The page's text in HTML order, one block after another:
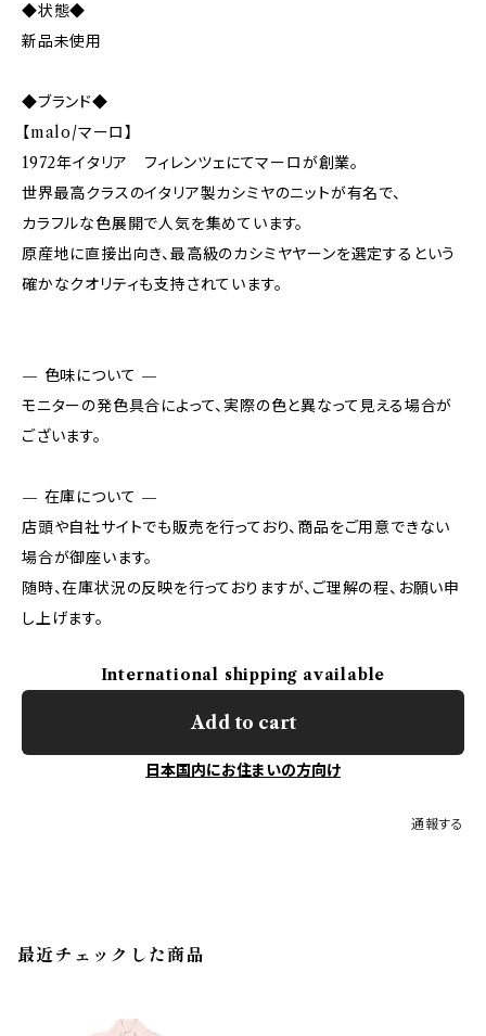
◆状態◆
新品未使用
◆ブランド◆
【malo/マーロ】
1972年イタリア フィレンツェにてマーロが創業。
世界最高クラスのイタリア製カシミヤのニットが有名で、
カラフルな色展開で人気を集めています。
原産地に直接出向き、最高級のカシミヤヤーンを選定するという
確かなクオリティも支持されています。
— 色味について —
モニターの発色具合によって、実際の色と異なって見える場合が
ございます。
— 在庫について —
店頭や自社サイトでも販売を行っており、商品をご用意できない
場合が御座います。
随時、在庫状況の反映を行っておりますが、ご理解の程、お願い申
し上げます。
International shipping available
Add to cart
日本国内にお住まいの方向け
通報する
最近チェックした商品